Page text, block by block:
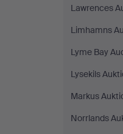
Lawrences
Limhamns
Lyme Bay
Lysekils
Markus
Norrlands